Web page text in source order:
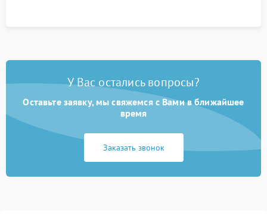
У Вас остались вопросы?
Оставьте заявку, мы свяжемся с Вами в ближайшее
время
Заказать звонок